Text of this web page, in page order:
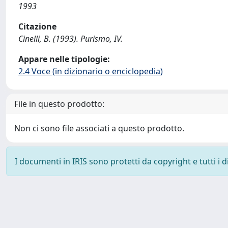
1993
Citazione
Cinelli, B. (1993). Purismo, IV.
Appare nelle tipologie:
2.4 Voce (in dizionario o enciclopedia)
File in questo prodotto:
Non ci sono file associati a questo prodotto.
I documenti in IRIS sono protetti da copyright e tutti i